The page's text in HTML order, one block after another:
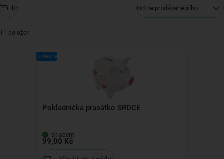
Filtr Od nejprodávanějšího
11 položek
Kolekce
Pokladnička prasátko SRDCE
skladem
99,00 Kč